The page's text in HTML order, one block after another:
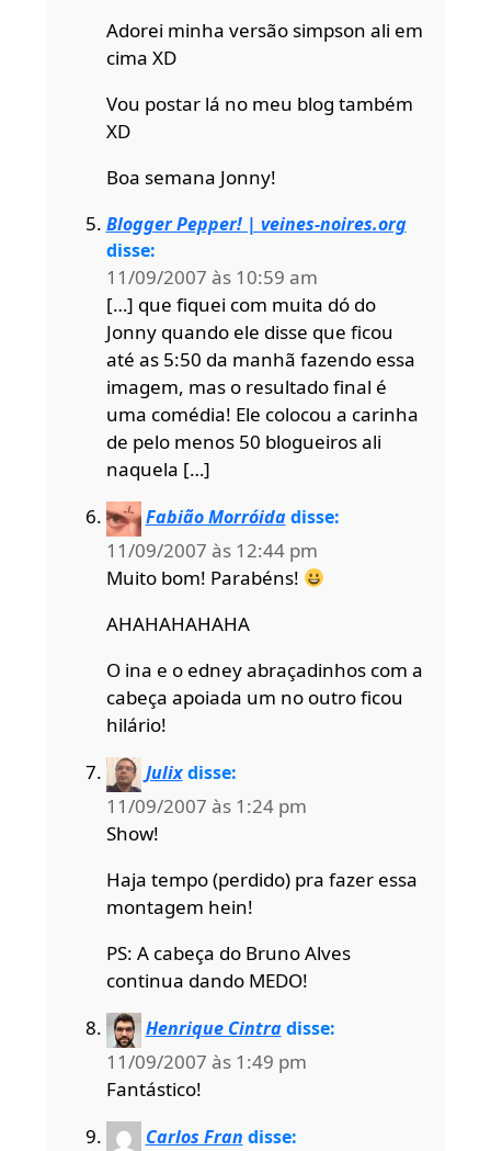
Adorei minha versão simpson ali em
cima XD
Vou postar lá no meu blog também
XD
Boa semana Jonny!
Blogger Pepper! | veines-noires.org
disse:
11/09/2007 às 10:59 am
[…] que fiquei com muita dó do
Jonny quando ele disse que ficou
até as 5:50 da manhã fazendo essa
imagem, mas o resultado final é
uma comédia! Ele colocou a carinha
de pelo menos 50 blogueiros ali
naquela […]
Fabião Morróida disse:
11/09/2007 às 12:44 pm
Muito bom! Parabéns!
AHAHAHAHAHA
O ina e o edney abraçadinhos com a
cabeça apoiada um no outro ficou
hilário!
Julix disse:
11/09/2007 às 1:24 pm
Show!
Haja tempo (perdido) pra fazer essa
montagem hein!
PS: A cabeça do Bruno Alves
continua dando MEDO!
Henrique Cintra disse:
11/09/2007 às 1:49 pm
Fantástico!
Carlos Fran disse: